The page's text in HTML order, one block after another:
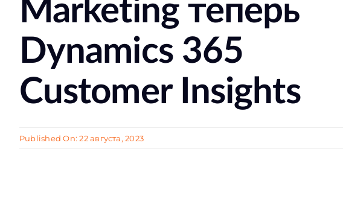
Marketing теперь
Dynamics 365
Customer Insights
Published On: 22 августа, 2023